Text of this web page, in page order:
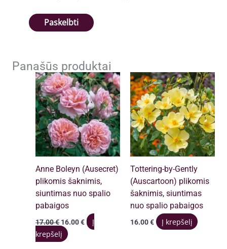
Panašūs produktai
Anne Boleyn (Ausecret)
plikomis šaknimis,
siuntimas nuo spalio
pabaigos
17.00€ Original
price
was:
16.00€Current
price
Į
krepšelį
Tottering-by-Gently
(Auscartoon) plikomis
šaknimis, siuntimas
nuo spalio pabaigos
16.00€ Į krepšelį